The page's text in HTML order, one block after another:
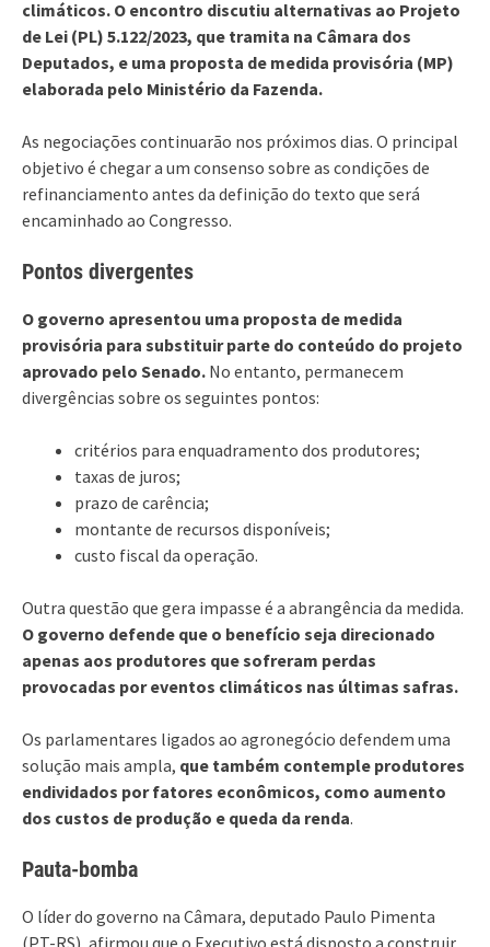
climáticos. O encontro discutiu alternativas ao Projeto
de Lei (PL) 5.122/2023, que tramita na Câmara dos
Deputados, e uma proposta de medida provisória (MP)
elaborada pelo Ministério da Fazenda.
As negociações continuarão nos próximos dias. O principal
objetivo é chegar a um consenso sobre as condições de
refinanciamento antes da definição do texto que será
encaminhado ao Congresso.
Pontos divergentes
O governo apresentou uma proposta de medida
provisória para substituir parte do conteúdo do projeto
aprovado pelo Senado. No entanto, permanecem
divergências sobre os seguintes pontos:
critérios para enquadramento dos produtores;
taxas de juros;
prazo de carência;
montante de recursos disponíveis;
custo fiscal da operação.
Outra questão que gera impasse é a abrangência da medida.
O governo defende que o benefício seja direcionado
apenas aos produtores que sofreram perdas
provocadas por eventos climáticos nas últimas safras.
Os parlamentares ligados ao agronegócio defendem uma
solução mais ampla, que também contemple produtores
endividados por fatores econômicos, como aumento
dos custos de produção e queda da renda.
Pauta-bomba
O líder do governo na Câmara, deputado Paulo Pimenta
(PT-RS), afirmou que o Executivo está disposto a construir